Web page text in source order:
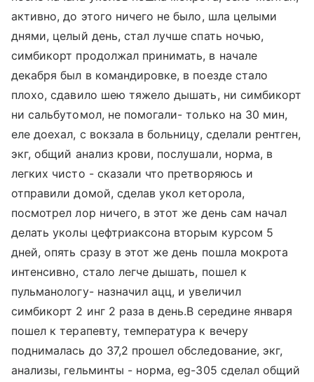
активно, до этого ничего не было, шла целыми
днями, целый день, стал лучше спать ночью,
симбикорт продолжал принимать, в начале
декабря был в командировке, в поезде стало
плохо, сдавило шею тяжело дышать, ни симбикорт
ни сальбутомол, не помогали- только на 30 мин,
еле доехал, с вокзала в больницу, сделали рентген,
экг, общий анализ крови, послушали, норма, в
легких чисто - сказали что претворяюсь и
отправили домой, сделав укол кеторола,
посмотрел лор ничего, в этот же день сам начал
делать уколы цефтриаксона вторым курсом 5
дней, опять сразу в этот же день пошла мокрота
интенсивно, стало легче дышать, пошел к
пульманологу- назначил ацц, и увеличил
симбикорт 2 инг 2 раза в день.В середине января
пошел к терапевту, температура к вечеру
поднималась до 37,2 прошел обследование, экг,
анализы, гельминты - норма, еg-305 сделал общий